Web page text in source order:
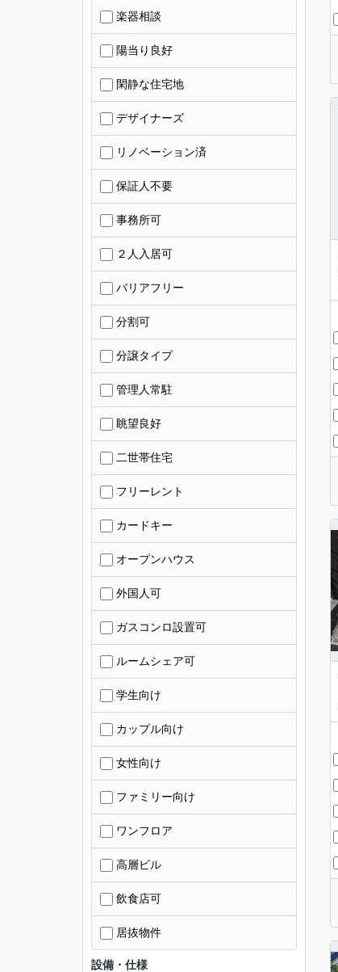
楽器相談
陽当り良好
閑静な住宅地
デザイナーズ
リノベーション済
保証人不要
事務所可
２人入居可
バリアフリー
分割可
分譲タイプ
管理人常駐
眺望良好
二世帯住宅
フリーレント
カードキー
オープンハウス
外国人可
ガスコンロ設置可
ルームシェア可
学生向け
カップル向け
女性向け
ファミリー向け
ワンフロア
高層ビル
飲食店可
居抜物件
設備・仕様